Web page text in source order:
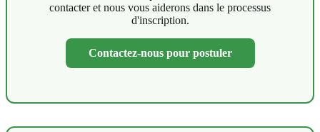
contacter et nous vous aiderons dans le processus
d'inscription.
Contactez-nous pour postuler